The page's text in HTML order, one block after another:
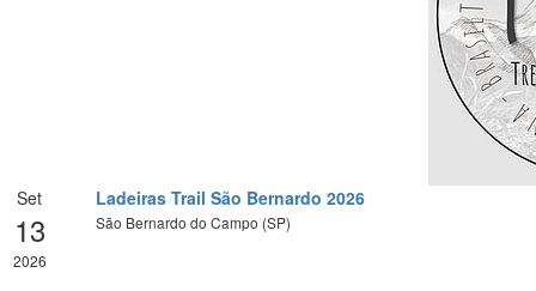
Set
13
2026
Ladeiras Trail São Bernardo 2026
São Bernardo do Campo (SP)